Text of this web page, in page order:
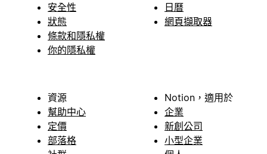
安全性
狀態
條款和隱私權
你的隱私權
日曆
網頁擷取器
資源
幫助中心
定價
部落格
Notion，適用於
企業
新創公司
小型企業